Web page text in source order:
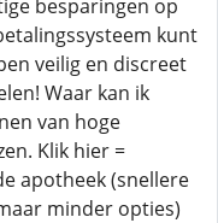
besparingen op
kunt
veilig en discreet
Waar kan ik
van hoge
Klik hier =
apotheek (snellere
minder opties)